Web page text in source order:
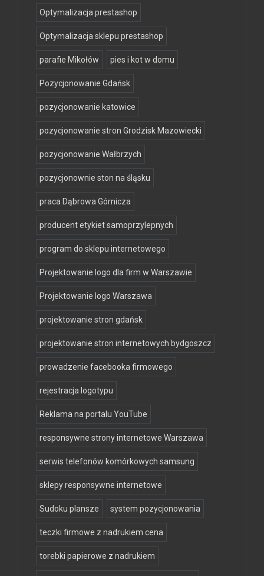
Optymalizacja prestashop
Optymalizacja sklepu prestashop
parafie Mikołów pies i kot w domu
Pozycjonowanie Gdańsk
pozycjonowanie katowice
pozycjonowanie stron Grodzisk Mazowiecki
pozycjonowanie Wałbrzych
pozycjonownie ston na śląsku
praca Dąbrowa Górnicza
producent etykiet samoprzylepnych
program do sklepu internetowego
Projektowanie logo dla firm w Warszawie
Projektowanie logo Warszawa
projektowanie stron gdańsk
projektowanie stron internetowych bydgoszcz
prowadzenie facebooka firmowego
rejestracja logotypu
Reklama na portalu YouTube
responsywne strony internetowe Warszawa
serwis telefonów komórkowych samsung
sklepy responsywne internetowe
Sudoku plansze system pozycjonowania
teczki firmowe z nadrukiem cena
torebki papierowe z nadrukiem